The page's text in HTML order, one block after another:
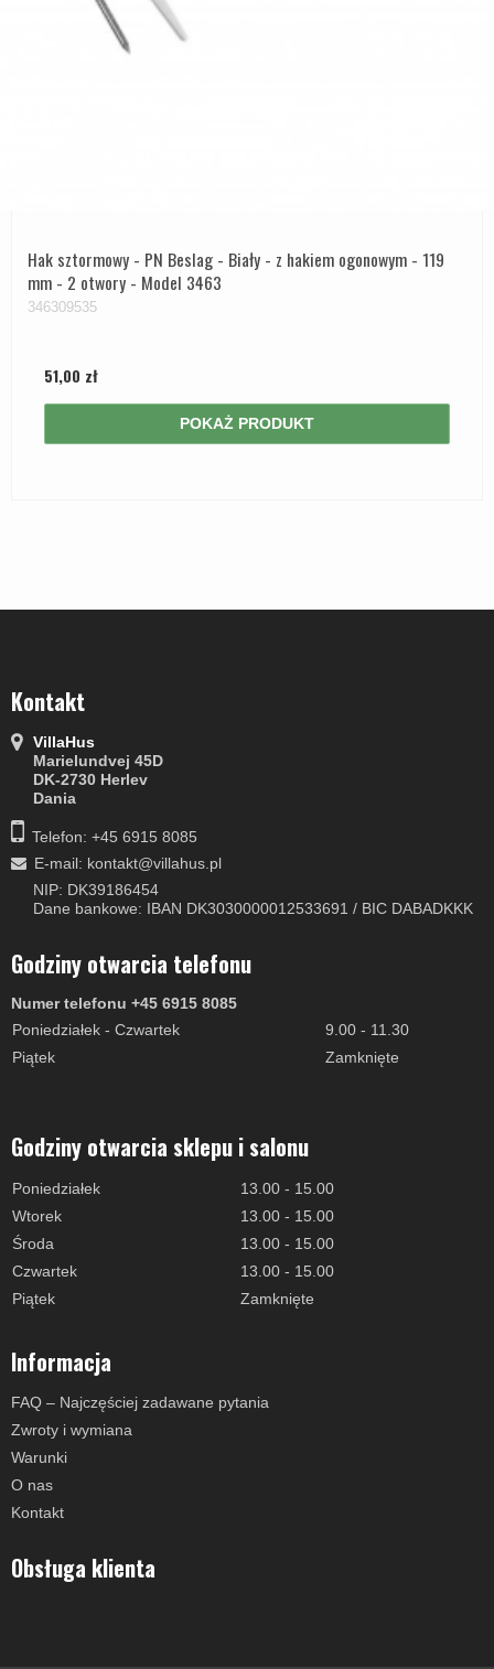
Hak sztormowy - PN Beslag - Biały - z hakiem ogonowym - 119
mm - 2 otwory - Model 3463
346309535
51,00 zł
POKAŻ PRODUKT
Kontakt
VillaHus
Marielundvej 45D
DK-2730 Herlev
Dania
Telefon: +45 6915 8085
E-mail: kontakt@villahus.pl
NIP: DK39186454
Dane bankowe: IBAN DK3030000012533691 / BIC DABADKKK
Godziny otwarcia telefonu
Numer telefonu +45 6915 8085
Poniedziałek - Czwartek
9.00 - 11.30
Piątek
Zamknięte
Godziny otwarcia sklepu i salonu
Poniedziałek
13.00 - 15.00
Wtorek
13.00 - 15.00
Środa
13.00 - 15.00
Czwartek
13.00 - 15.00
Piątek
Zamknięte
Informacja
FAQ – Najczęściej zadawane pytania
Zwroty i wymiana
Warunki
O nas
Kontakt
Obsługa klienta